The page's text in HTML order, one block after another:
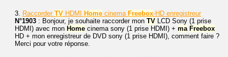
3. Raccorder TV HDMI Home cinema Freebox-HD enregistreur
N°1903 : Bonjour, je souhaite raccorder mon TV LCD Sony (1 prise
HDMI) avec mon Home cinema sony (1 prise HDMI) + ma Freebox
HD + mon enregistreur de DVD sony (1 prise HDMI), comment faire ?
Merci pour votre réponse.